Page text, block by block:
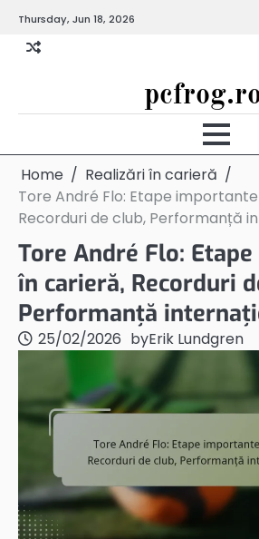
content
Thursday, Jun 18, 2026
Home
Realizări în carieră
Tore André Flo: Etape
Recorduri de club, Performanță
Tore André Flo:
în carieră, Recorduri
Performanță
25/02/2026 byErik Lundgren